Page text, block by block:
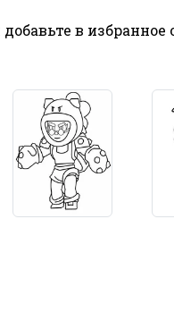
в избранное